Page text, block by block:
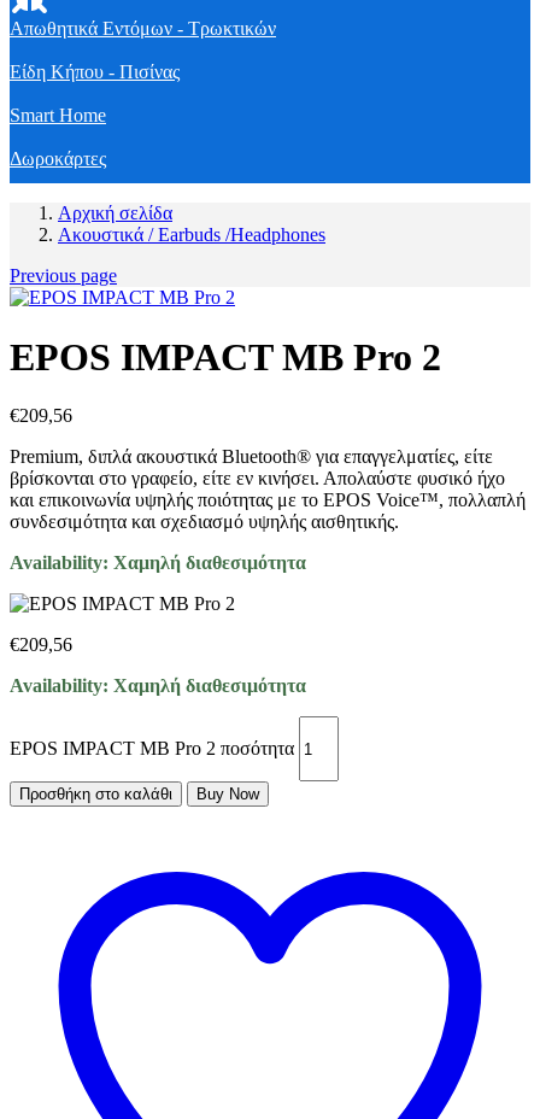
Απωθητικά Εντόμων - Τρωκτικών
Είδη Κήπου - Πισίνας
Smart Home
Δωροκάρτες
Αρχική σελίδα
Ακουστικά / Earbuds /Headphones
Previous page
EPOS IMPACT MB Pro 2
€209,56
Premium, διπλά ακουστικά Bluetooth® για επαγγελματίες, είτε
βρίσκονται στο γραφείο, είτε εν κινήσει. Απολαύστε φυσικό ήχο
και επικοινωνία υψηλής ποιότητας με το EPOS Voice™, πολλαπλή
συνδεσιμότητα και σχεδιασμό υψηλής αισθητικής.
Availability: Χαμηλή διαθεσιμότητα
€209,56
Availability: Χαμηλή διαθεσιμότητα
EPOS IMPACT MB Pro 2 ποσότητα
Προσθήκη στο καλάθι Buy Now